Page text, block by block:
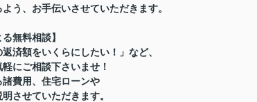
う、お手伝いさせていただきます。
無料相談】
済額をいくらにしたい！」など、
にご相談下さいませ！
費用、住宅ローンや
させていただきます。